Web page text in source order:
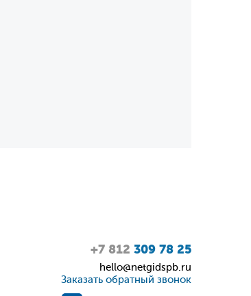
+7 812 309 78 25
hello@netgidspb.ru
Заказать обратный звонок